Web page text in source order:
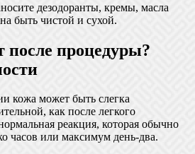
дезодоранты, кремы, масла
быть чистой и сухой.
после процедуры?
кожа может быть слегка
как после легкого
реакция, которая обычно
часов или максимум день-два.